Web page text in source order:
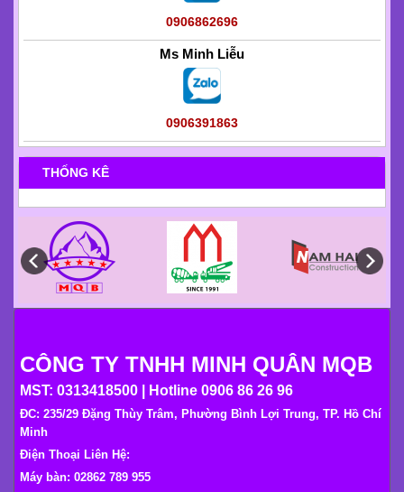
0906862696
Ms Minh Liễu
0906391863
THỐNG KÊ
CÔNG TY TNHH MINH QUÂN MQB
MST: 0313418500 | Hotline 0906 86 26 96
ĐC: 235/29 Đặng Thùy Trâm, Phường Bình Lợi Trung, TP. Hồ Chí
Minh
Điện Thoại Liên Hệ:
Máy bàn: 02862 789 955